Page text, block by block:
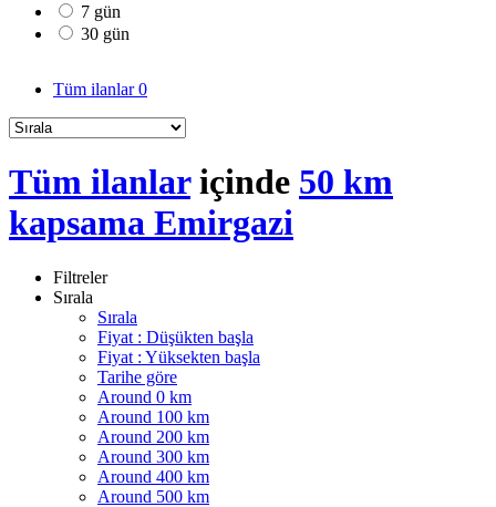
7 gün
30 gün
Tüm ilanlar0
Tüm ilanlariçinde 50 km
kapsama Emirgazi
Filtreler
Sırala
Sırala
Fiyat : Düşükten başla
Fiyat : Yüksekten başla
Tarihe göre
Around 0 km
Around 100 km
Around 200 km
Around 300 km
Around 400 km
Around 500 km